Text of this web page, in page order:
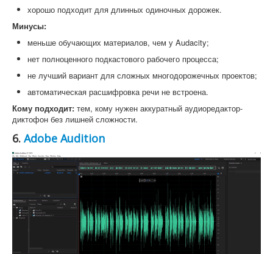
хорошо подходит для длинных одиночных дорожек.
Минусы:
меньше обучающих материалов, чем у Audacity;
нет полноценного подкастового рабочего процесса;
не лучший вариант для сложных многодорожечных проектов;
автоматическая расшифровка речи не встроена.
Кому подходит: тем, кому нужен аккуратный аудиоредактор-
диктофон без лишней сложности.
6. Adobe Audition